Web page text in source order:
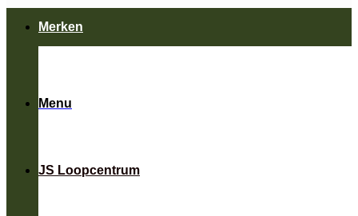
Menu
JS Loopcentrum
Merken